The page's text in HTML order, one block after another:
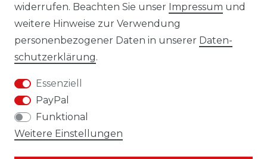
Montag - Freitag, 09:00 - 17:00
Widerrufs­recht
widerrufen. Beachten Sie unser Impressum und
weitere Hinweise zur Verwendung
personenbezogener Daten in unserer Daten­
schutz­erklärung.
Essenziell
PayPal
Funktional
Weitere Einstellungen